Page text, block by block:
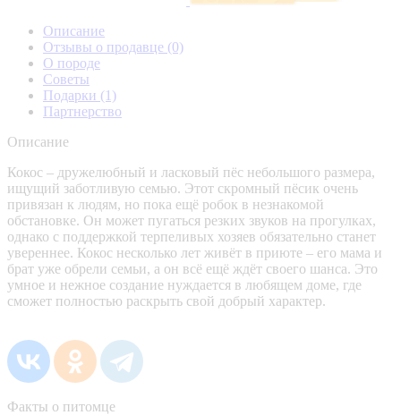
Описание
Отзывы о продавце (0)
О породе
Советы
Подарки (1)
Партнерство
Описание
Кокос – дружелюбный и ласковый пёс небольшого размера,
ищущий заботливую семью. Этот скромный пёсик очень
привязан к людям, но пока ещё робок в незнакомой
обстановке. Он может пугаться резких звуков на прогулках,
однако с поддержкой терпеливых хозяев обязательно станет
увереннее. Кокос несколько лет живёт в приюте – его мама и
брат уже обрели семьи, а он всё ещё ждёт своего шанса. Это
умное и нежное создание нуждается в любящем доме, где
сможет полностью раскрыть свой добрый характер.
Факты о питомце